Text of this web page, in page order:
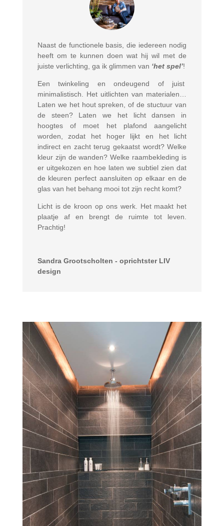
Naast de functionele basis, die iedereen nodig
heeft om te kunnen doen wat hij wil met de
juiste verlichting, ga ik glimmen van ‘het spel’!
Een twinkeling en ondeugend of juist
minimalistisch. Het uitlichten van materialen…
Laten we het hout spreken, of de stuctuur van
de steen? Laten we het licht dansen in
hoogtes of moet het plafond aangelicht
worden, zodat het hoger lijkt en het licht
indirect en zacht terug gekaatst wordt? Welke
kleur zijn de wanden? Welke raambekleding is
er uitgekozen en hoe laten we subtiel zien dat
de kleuren perfect aansluiten op elkaar en de
glas van het behang mooi totzijn recht komt?
Licht is de kroon op ons werk. Het maakt het
plaatje af en brengt de ruimte tot leven.
Prachtig!
Sandra Grootscholten - oprichtster LIV
design